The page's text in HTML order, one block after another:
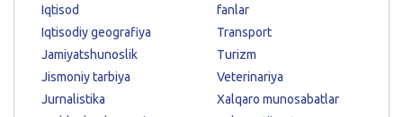
Iqtisod
Iqtisodiy geografiya
Jamiyatshunoslik
Jismoniy tarbiya
Jurnalistika
fanlar
Transport
Turizm
Veterinariya
Xalqaro munosabatlar